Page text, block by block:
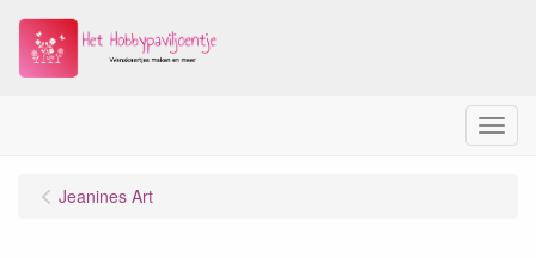
Menu
Jeanines Art